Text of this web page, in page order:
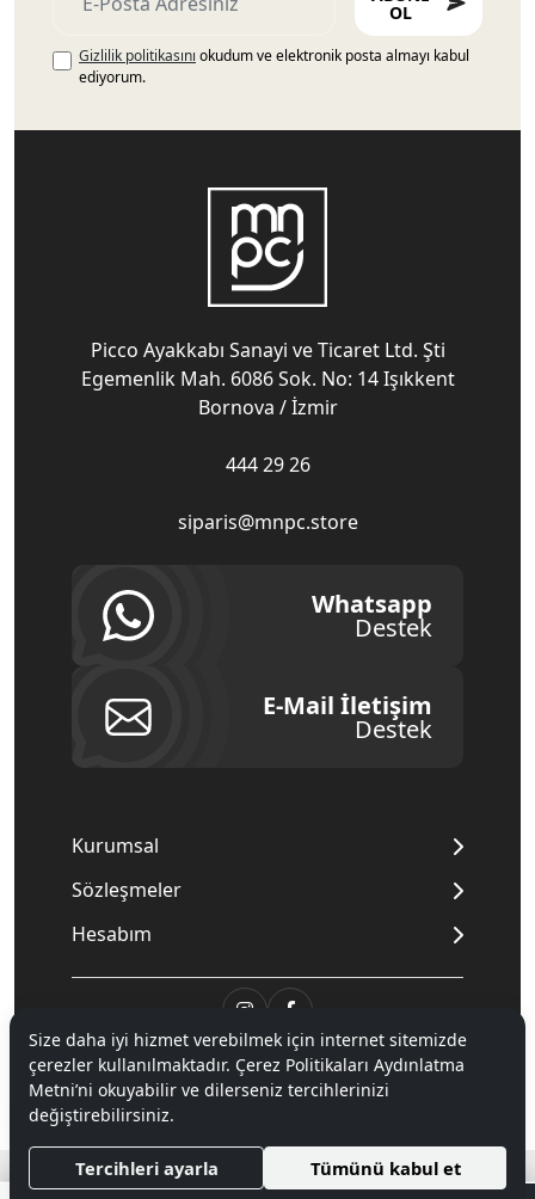
OL
Gizlilik politikasını okudum ve elektronik posta almayı kabul
ediyorum.
Picco Ayakkabı Sanayi ve Ticaret Ltd. Şti
Egemenlik Mah. 6086 Sok. No: 14 Işıkkent
Bornova / İzmir
444 29 26
siparis@mnpc.store
Whatsapp
Destek
E-Mail İletişim
Destek
Kurumsal
Sözleşmeler
Hesabım
© 2020Mnpc. Tüm hakları saklıdır.
Hipotenüs Yeni Nesil E-Ticaret Sistemleri ile Hazırlanmıştır.
Size daha iyi hizmet verebilmek için internet sitemizde
çerezler kullanılmaktadır. Çerez Politikaları Aydınlatma
Metni’ni okuyabilir ve dilerseniz tercihlerinizi
değiştirebilirsiniz.
Tercihleri ayarla Tümünü kabul et